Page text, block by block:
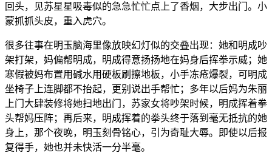
回头，见苏星星吸毒似的急急忙忙点上了香烟，大步出门。小
蒙抓抓头皮，重入虎穴。
很多往事在明玉脑海里像放映幻灯似的交叠出现：她和明成吵
架打架，妈偏帮明成，明成得意扬扬地在妈身后挥拳示威；她
寒假被妈布置用碱水用硬板刷擦地板，小手冻疮爆裂，可明成
坐椅子上连脚都不抬起，更别说出手帮忙；多年以后妈为朱丽
上门大肆装修将她扫地出门，苏家女将吵架时候，明成挥着拳
头帮妈压阵；再后来，明成挥着的拳头终于落到毫无抵抗的她
身上，那个夜晚，明玉刻骨铭心，引为奇耻大辱。即使以后报
复得手，她也并未快活一分半毫。